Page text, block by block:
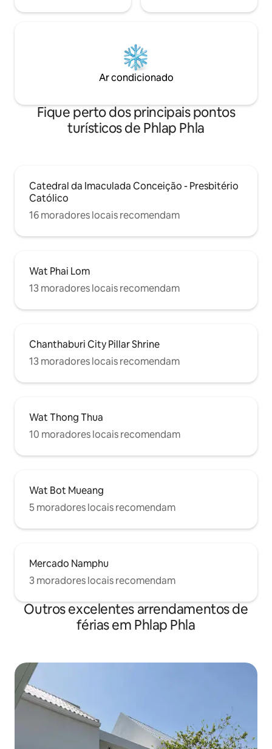
Ar condicionado
Fique perto dos principais pontos
turísticos de Phlap Phla
Catedral da Imaculada Conceição - Presbitério
Católico
16 moradores locais recomendam
Wat Phai Lom
13 moradores locais recomendam
Chanthaburi City Pillar Shrine
13 moradores locais recomendam
Wat Thong Thua
10 moradores locais recomendam
Wat Bot Mueang
5 moradores locais recomendam
Mercado Namphu
3 moradores locais recomendam
Outros excelentes arrendamentos de
férias em Phlap Phla